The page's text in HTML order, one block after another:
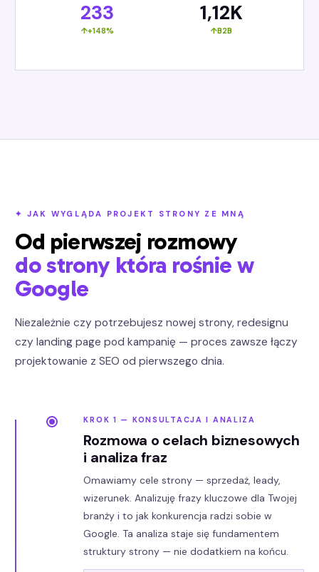
233
+148%
1,12K
B2B
✦ JAK WYGLĄDA PROJEKT STRONY ZE MNĄ
Od pierwszej rozmowy
do strony która rośnie w
Google
Niezależnie czy potrzebujesz nowej strony, redesignu
czy landing page pod kampanię — proces zawsze łączy
projektowanie z SEO od pierwszego dnia.
KROK 1 — KONSULTACJA I ANALIZA
Rozmowa o celach biznesowych
i analiza fraz
Omawiamy cele strony — sprzedaż, leady,
wizerunek. Analizuję frazy kluczowe dla Twojej
branży i to jak konkurencja radzi sobie w
Google. Ta analiza staje się fundamentem
struktury strony — nie dodatkiem na końcu.